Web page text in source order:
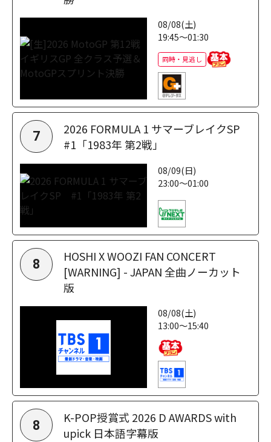
08/08(土)
19:45～01:30
同時・見逃し
7
2026 FORMULA 1 サマーブレイクSP
#1「1983年 第2戦」
08/09(日)
23:00～01:00
8
HOSHI X WOOZI FAN CONCERT
[WARNING] - JAPAN 全曲ノーカット
版
08/08(土)
13:00～15:40
8
K-POP授賞式 2026 D AWARDS with
upick 日本語字幕版